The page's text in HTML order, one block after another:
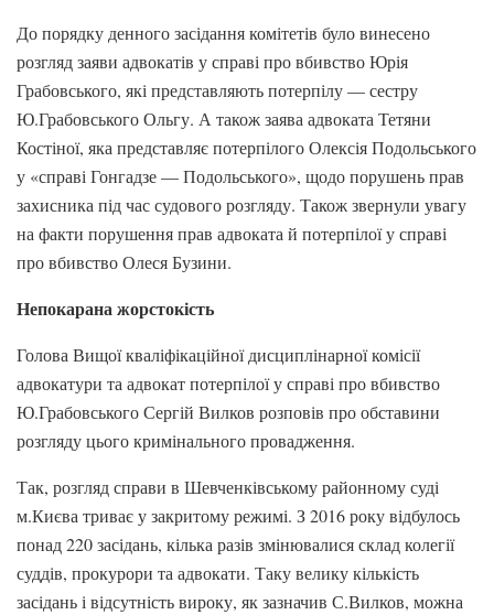
До порядку денного засідання комітетів було винесено
розгляд заяви адвокатів у справі про вбивство Юрія
Грабовського, які представляють потерпілу — сестру
Ю.Грабовського Ольгу. А також заява адвоката Тетяни
Костіної, яка представляє потерпілого Олексія Подольського
у «справі Гонгадзе — Подольського», щодо порушень прав
захисника під час судового розгляду. Також звернули увагу
на факти порушення прав адвоката й потерпілої у справі
про вбивство Олеся Бузини.
Непокарана жорстокість
Голова Вищої кваліфікаційної дисциплінарної комісії
адвокатури та адвокат потерпілої у справі про вбивство
Ю.Грабовського Сергій Вилков розповів про обставини
розгляду цього кримінального провадження.
Так, розгляд справи в Шевченківському районному суді
м.Києва триває у закритому режимі. З 2016 року відбулось
понад 220 засідань, кілька разів змінювалися склад колегії
суддів, прокурори та адвокати. Таку велику кількість
засідань і відсутність вироку, як зазначив С.Вилков, можна